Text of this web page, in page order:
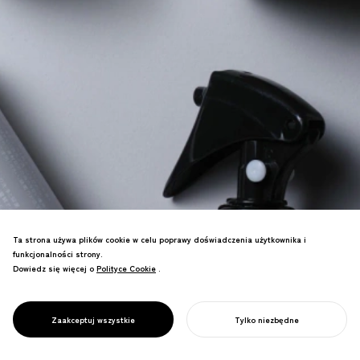
PROJECT
1/D RAZ DZIENNIE
rytuały. Prosty, piękny design podnosi
codzienne nawyki i jakość życia.
Ta strona używa plików cookie w celu poprawy doświadczenia użytkownika i
funkcjonalności strony.
Dowiedz się więcej o Polityce Cookie
Polityce Cookie .
Zaakceptuj wszystkie Tylko niezbędne